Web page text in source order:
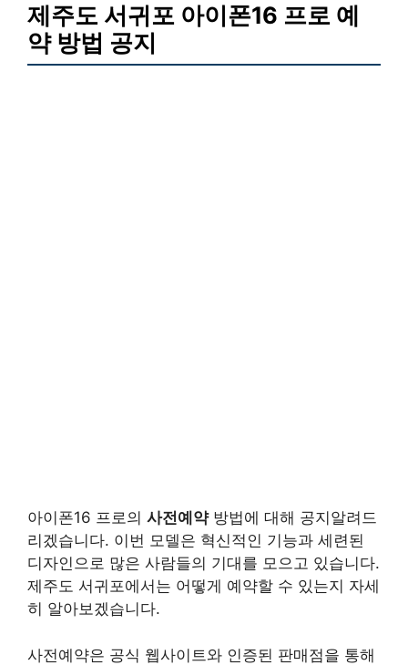
제주도 서귀포 아이폰16 프로 예
약 방법 공지
아이폰16 프로의 사전예약방법에 대해 공지알려드
리겠습니다. 이번 모델은 혁신적인 기능과 세련된
디자인으로 많은 사람들의 기대를 모으고 있습니다.
제주도 서귀포에서는 어떻게 예약할 수 있는지 자세
히 알아보겠습니다.
사전예약은 공식 웹사이트와 인증된 판매점을 통해